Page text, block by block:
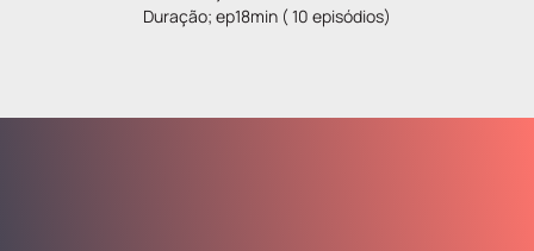
Duração; ep18min ( 10 episódios)